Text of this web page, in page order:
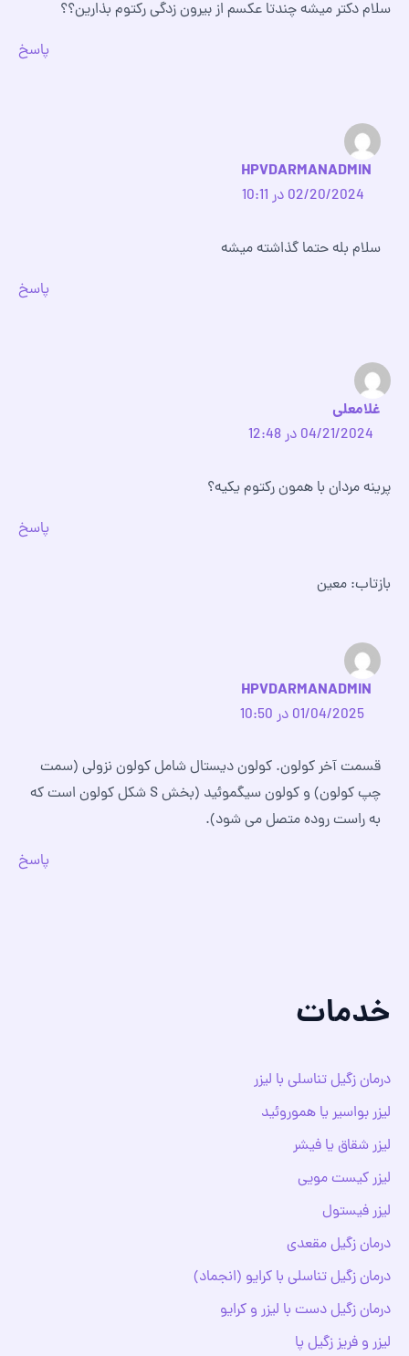
سلام دکتر میشه چندتا عکسم از بیرون زدگی رکتوم بذارین؟؟
پاسخ
HPVDARMANADMIN
02/20/2024 در 10:11
سلام بله حتما گذاشته میشه
پاسخ
غلامعلی
04/21/2024 در 12:48
پرینه مردان با همون رکتوم یکیه؟
پاسخ
بازتاب: معین
HPVDARMANADMIN
01/04/2025 در 10:50
قسمت آخر کولون. کولون دیستال شامل کولون نزولی (سمت
چپ کولون) و کولون سیگموئید (بخش S شکل کولون است که
به راست روده متصل می شود).
پاسخ
خدمات
درمان زگیل تناسلی با لیزر
لیزر بواسیر یا هموروئید
لیزر شقاق یا فیشر
لیزر کیست مویی
لیزر فیستول
درمان زگیل مقعدی
درمان زگیل تناسلی با کرایو (انجماد)
درمان زگیل دست با لیزر و کرایو
لیزر و فریز زگیل پا